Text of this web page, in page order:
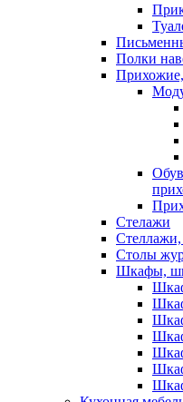
Полки
Стелажи
Столы
Шкафы,